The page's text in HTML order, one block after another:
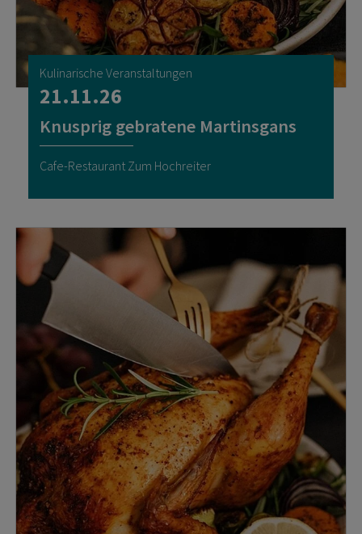
Kulinarische Veranstaltungen
21.11.26
Knusprig gebratene Martinsgans
Cafe-Restaurant Zum Hochreiter